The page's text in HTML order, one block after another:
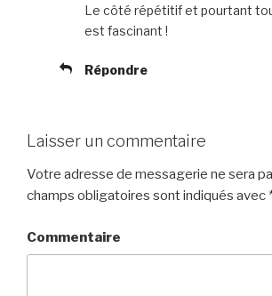
Le côté répétitif et pourtant
est fascinant !
Répondre
Laisser un commentaire
Votre adresse de messagerie ne sera
champs obligatoires sont indiqués avec
Commentaire